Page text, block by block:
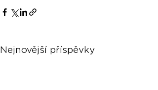
Nejnovější příspěvky